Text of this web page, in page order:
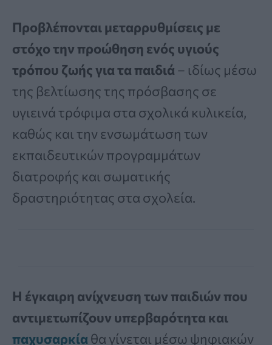
Προβλέπονται μεταρρυθμίσεις με
στόχο την προώθηση ενός υγιούς
τρόπου ζωής για τα παιδιά – ιδίως μέσω
της βελτίωσης της πρόσβασης σε
υγιεινά τρόφιμα στα σχολικά κυλικεία,
καθώς και την ενσωμάτωση των
εκπαιδευτικών προγραμμάτων
διατροφής και σωματικής
δραστηριότητας στα σχολεία.
Η έγκαιρη ανίχνευση των παιδιών που
αντιμετωπίζουν υπερβαρότητα και
παχυσαρκία θα γίνεται μέσω ψηφιακών